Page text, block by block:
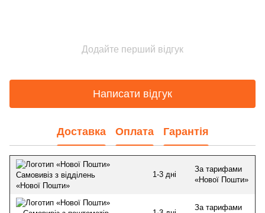
Додайте перший відгук
Написати відгук
Доставка Оплата Гарантія
Самовивіз з відділень
«Нової Пошти»
1-3 дні
За тарифами
«Нової Пошти»
За тарифами